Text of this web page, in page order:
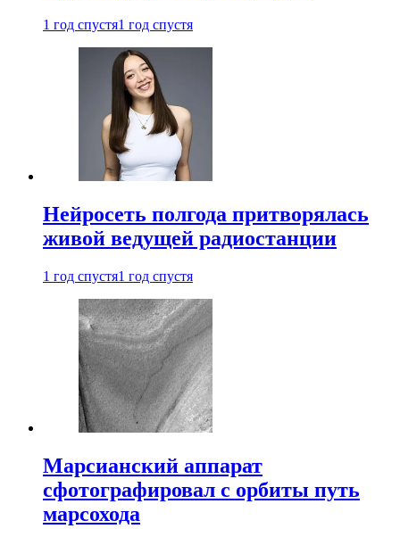
1 год спустя1 год спустя
Нейросеть полгода притворялась
живой ведущей радиостанции
1 год спустя1 год спустя
Марсианский аппарат
сфотографировал с орбиты путь
марсохода